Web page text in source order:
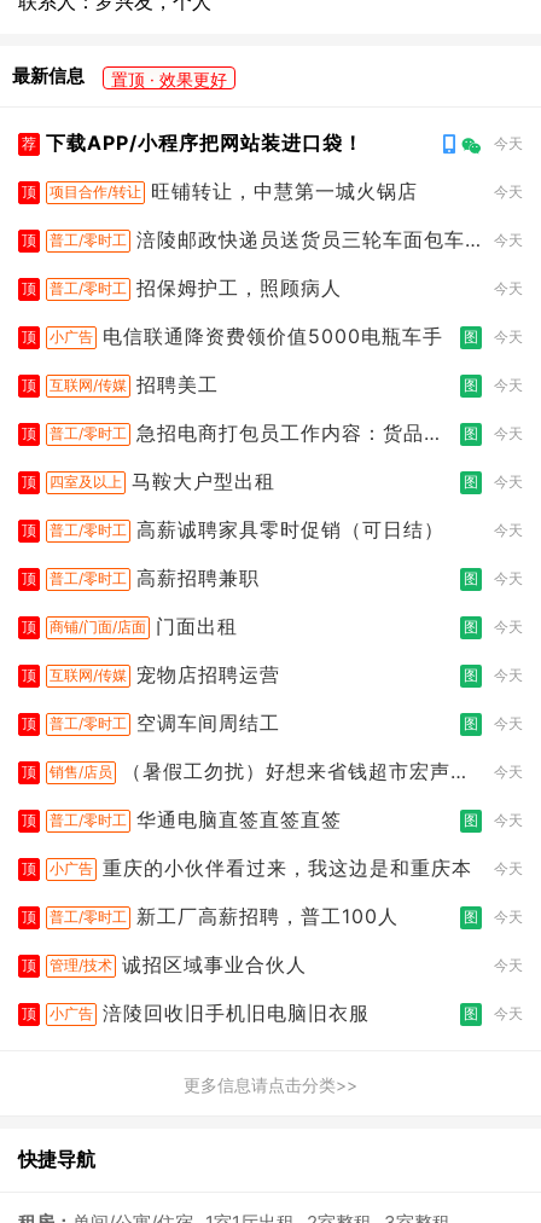
最新信息 置顶 · 效果更好
荐 下载APP/小程序把网站装进口袋！ 今天
顶 项目合作/转让 旺铺转让，中慧第一城火锅店 今天
顶 普工/零时工 涪陵邮政快递员送货员三轮车面包车
今天
顶 普工/零时工 招保姆护工，照顾病人 今天
顶 小广告 电信联通降资费领价值5000电瓶车手 图 今天
顶 互联网/传媒 招聘美工 图 今天
顶 普工/零时工 急招电商打包员工作内容：货品分
图 今天
顶 四室及以上 马鞍大户型出租 图 今天
顶 普工/零时工 高薪诚聘家具零时促销（可日结） 今天
顶 普工/零时工 高薪招聘兼职 图 今天
顶 商铺/门面/店面 门面出租 图 今天
顶 互联网/传媒 宠物店招聘运营 图 今天
顶 普工/零时工 空调车间周结工 图 今天
顶 销售/店员
（暑假工勿扰）好想来省钱超市宏声桥
今天
顶 普工/零时工 华通电脑直签直签直签 图 今天
顶 小广告 重庆的小伙伴看过来，我这边是和重庆本 今天
顶 普工/零时工 新工厂高薪招聘，普工100人 图 今天
顶 管理/技术 诚招区域事业合伙人 今天
顶 小广告 涪陵回收旧手机旧电脑旧衣服 图 今天
更多信息请点击分类>>
快捷导航